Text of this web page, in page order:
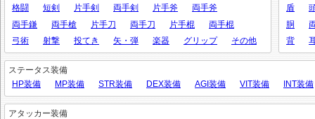
格闘
短剣 片手剣 両手剣 片手斧
両手斧
両手鎌
両手槍 片手刀 両手刀 片手棍
両手棍
弓術
射撃 投てき 矢・弾 楽器 グリップ その他
盾
胴
背
ステータス装備
HP装備
MP装備 STR装備 DEX装備 AGI装備 VIT装備 INT装備
アタッカー装備